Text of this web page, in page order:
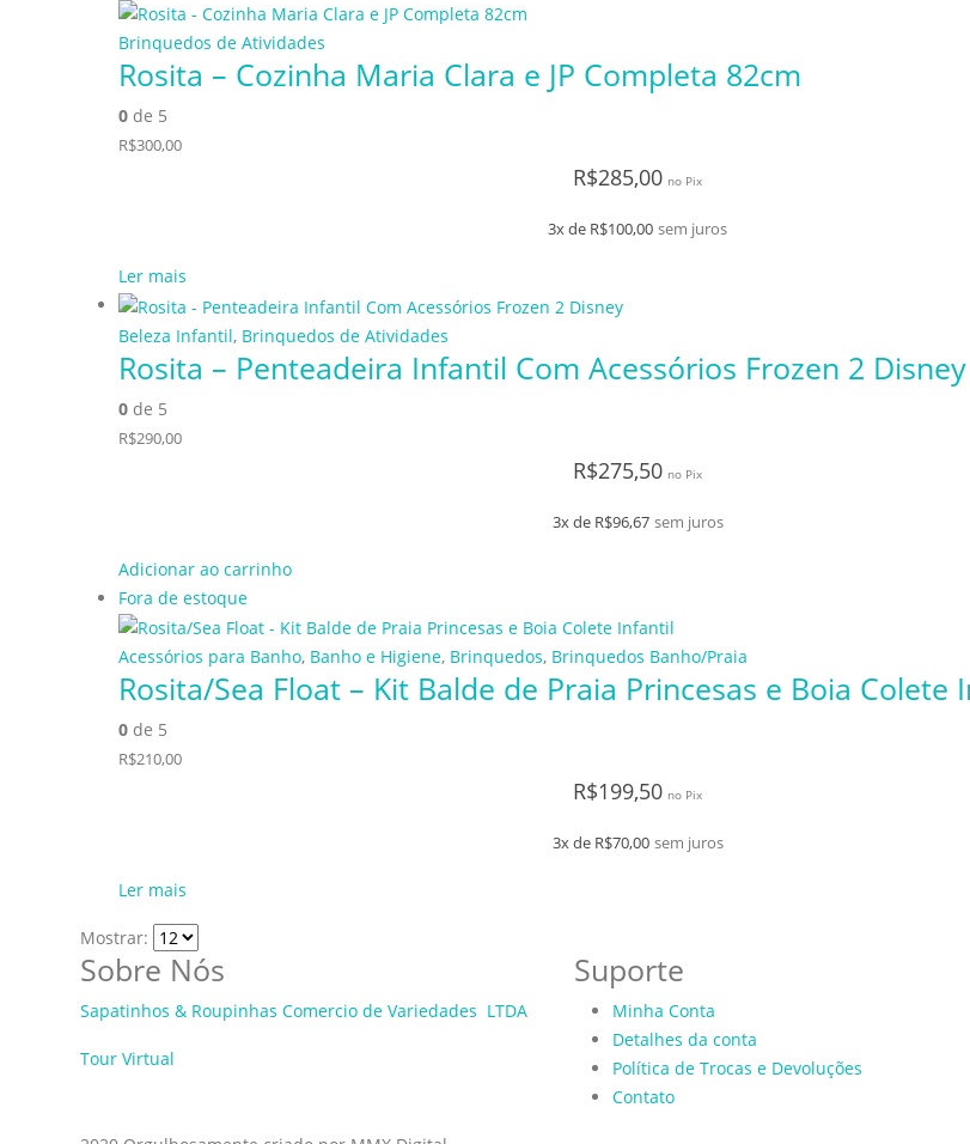
Brinquedos de Atividades
Rosita – Cozinha Maria Clara e JP Completa 82cm
0 de 5
R$300,00
R$285,00 no Pix
3x de R$100,00 sem juros
Ler mais
Beleza Infantil, Brinquedos de Atividades
Rosita – Penteadeira Infantil Com Acessórios Frozen 2 Disney
0 de 5
R$290,00
R$275,50 no Pix
3x de R$96,67 sem juros
Adicionar ao carrinho
Fora de estoque
Acessórios para Banho, Banho e Higiene, Brinquedos, Brinquedos Banho/Praia
Rosita/Sea Float – Kit Balde de Praia Princesas e Boia Colete
0 de 5
R$210,00
R$199,50 no Pix
3x de R$70,00 sem juros
Ler mais
Mostrar:
Sobre Nós
Sapatinhos & Roupinhas Comercio de Variedades LTDA
Tour Virtual
Suporte
Minha Conta
Detalhes da conta
Política de Trocas e Devoluções
Contato